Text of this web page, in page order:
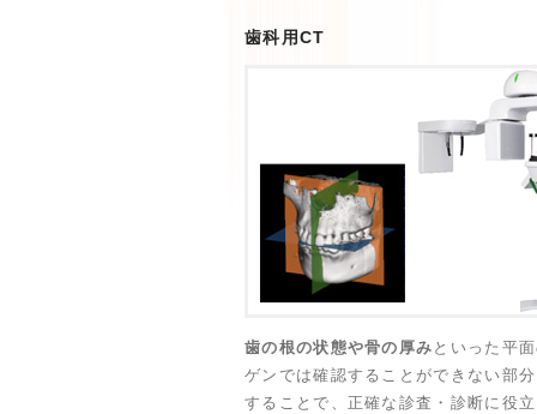
歯科用CT
歯の根の状態や骨の厚み といった平
ゲンでは確認することができない部
することで、正確な診査・診断に役